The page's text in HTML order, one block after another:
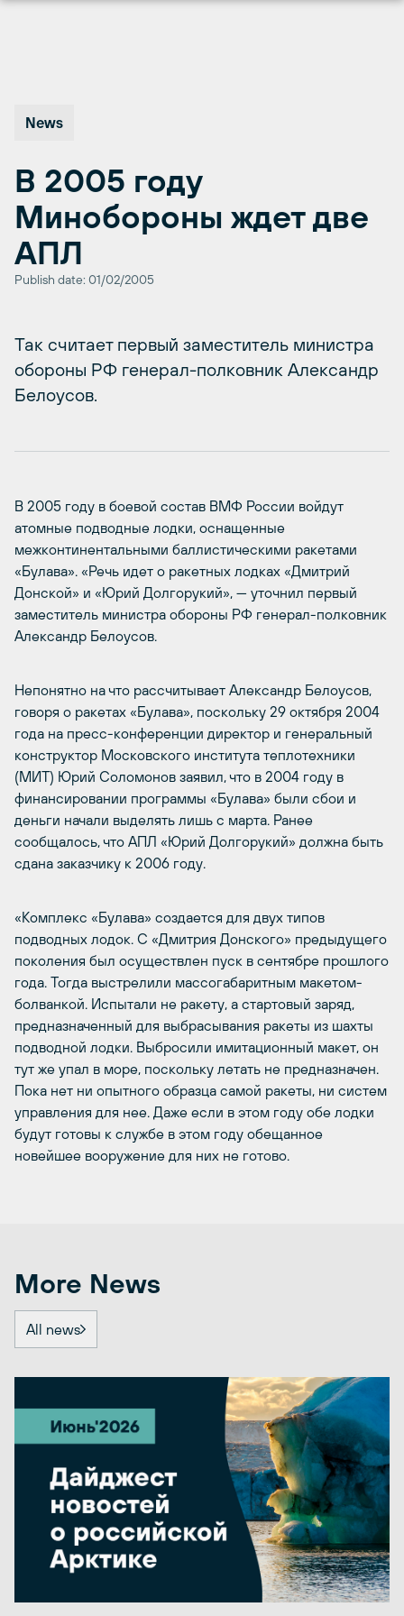
News
В 2005 году
Минобороны ждет две
АПЛ
Publish date: 01/02/2005
Так считает первый заместитель министра
обороны РФ генерал-полковник Александр
Белоусов.
В 2005 году в боевой состав ВМФ России войдут
атомные подводные лодки, оснащенные
межконтинентальными баллистическими ракетами
«Булава». «Речь идет о ракетных лодках «Дмитрий
Донской» и «Юрий Долгорукий», — уточнил первый
заместитель министра обороны РФ генерал-полковник
Александр Белоусов.
Непонятно на что рассчитывает Александр Белоусов,
говоря о ракетах «Булава», поскольку 29 октября 2004
года на пресс-конференции директор и генеральный
конструктор Московского института теплотехники
(МИТ) Юрий Соломонов заявил, что в 2004 году в
финансировании программы «Булава» были сбои и
деньги начали выделять лишь с марта. Ранее
сообщалось, что АПЛ «Юрий Долгорукий» должна быть
сдана заказчику к 2006 году.
«Комплекс «Булава» создается для двух типов
подводных лодок. С «Дмитрия Донского» предыдущего
поколения был осуществлен пуск в сентябре прошлого
года. Тогда выстрелили массогабаритным макетом-
болванкой. Испытали не ракету, а стартовый заряд,
предназначенный для выбрасывания ракеты из шахты
подводной лодки. Выбросили имитационный макет, он
тут же упал в море, поскольку летать не предназначен.
Пока нет ни опытного образца самой ракеты, ни систем
управления для нее. Даже если в этом году обе лодки
будут готовы к службе в этом году обещанное
новейшее вооружение для них не готово.
More News
All news